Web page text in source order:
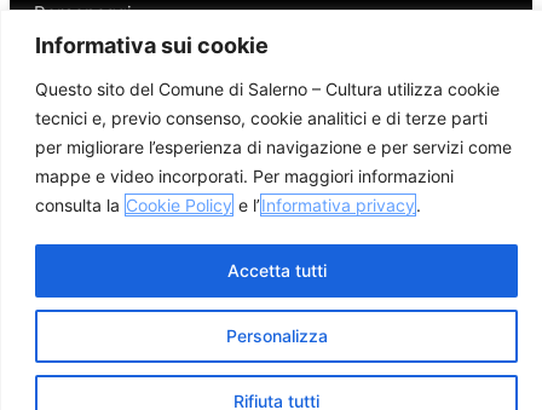
Informativa sui cookie
Questo sito del Comune di Salerno – Cultura utilizza cookie
tecnici e, previo consenso, cookie analitici e di terze parti
per migliorare l’esperienza di navigazione e per servizi come
mappe e video incorporati. Per maggiori informazioni
consulta la Cookie Policy e l’Informativa privacy.
Personalizza
Rifiuta tutti
Accetta tutti
Personaggi
Enogastronomia
Luoghi nei Dintorni
Link utili
© 2026 Comune di Salerno – Tutti i diritti riservati
Privacy Policy